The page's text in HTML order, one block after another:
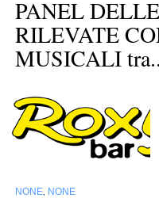
PANEL
RILEVATE
MUSICALI
NONE NONE